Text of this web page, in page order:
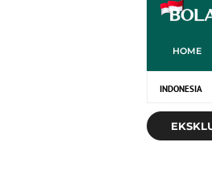
HOME
INDONESIA